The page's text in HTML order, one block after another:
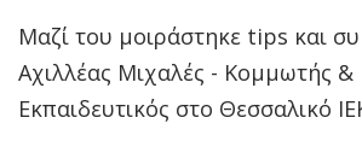
Μαζί του μοιράστηκε tips και
Αχιλλέας Μιχαλές - Κομμωτής &
Εκπαιδευτικός στο Θεσσαλικό